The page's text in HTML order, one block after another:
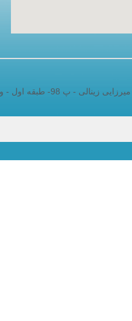
98- طبقه اول - واحد 5